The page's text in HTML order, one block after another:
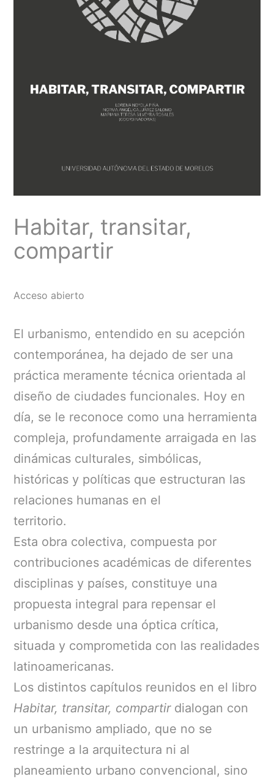
Habitar, transitar,
compartir
Acceso abierto
El urbanismo, entendido en su acepción
contemporánea, ha dejado de ser una
práctica meramente técnica orientada al
diseño de ciudades funcionales. Hoy en
día, se le reconoce como una herramienta
compleja, profundamente arraigada en las
dinámicas culturales, simbólicas,
históricas y políticas que estructuran las
relaciones humanas en el
territorio.
Esta obra colectiva, compuesta por
contribuciones académicas de diferentes
disciplinas y países, constituye una
propuesta integral para repensar el
urbanismo desde una óptica crítica,
situada y comprometida con las realidades
latinoamericanas.
Los distintos capítulos reunidos en el libro
Habitar, transitar, compartirdialogan con
un urbanismo ampliado, que no se
restringe a la arquitectura ni al
planeamiento urbano convencional, sino